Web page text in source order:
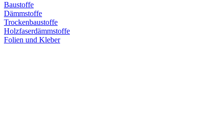
Baustoffe
Dämmstoffe
Trockenbaustoffe
Holzfaserdämmstoffe
Folien und Kleber